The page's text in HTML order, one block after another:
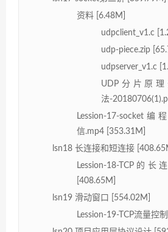
资料 [6.48M]
udpclient_v1.c
udp-piece.zip
udpserver_v1.c
UDP分片原
法-
Lession-17-socket
信.mp4 [353.31M]
lsn18 长连接和短连接
Lession-18-TCP的
[408.65M]
lsn19 滑动窗口 [554.02M]
Lession-19-TCP流量控